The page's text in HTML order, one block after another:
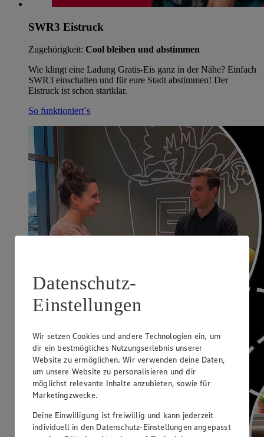
SWR3 Eistruck
Zugehörigkeit: Cool bleiben und abstimmen
Wie klingt eine Ladung Gratis-Eis ganz in der Nähe? Einfach
SWR3 einschalten und für eure Stadt abstimmen! Der
Eistruck ist schon startklar.
So funktioniert´s
Datenschutz-
Einstellungen
Wir setzen Cookies und andere Technologien ein, um
dir ein bestmögliches Nutzungserlebnis unserer
Website zu ermöglichen. Wir verwenden deine Daten,
um unsere Website zu personalisieren und dir
möglichst relevante Inhalte anzubieten, sowie für
Marketingzwecke.
Deine Einwilligung ist freiwillig und kann jederzeit
individuell in den Datenschutz-Einstellungen angepasst